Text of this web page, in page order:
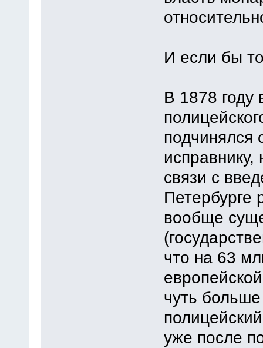
И если бы
В 1878 году
подчинялся
связи с
Петербурге
вообще
что на 63
чуть
уже после